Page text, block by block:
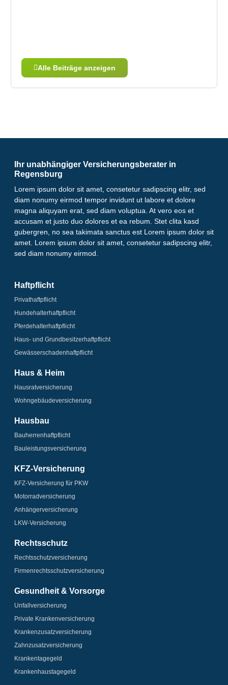
Alle Beiträge anzeigen
Ihr unabhängiger Versicherungsberater in
Regensburg
Lorem ipsum dolor sit amet, consetetur sadipscing elitr, sed
diam nonumy eirmod tempor invidunt ut labore et dolore
magna aliquyam erat, sed diam voluptua. At vero eos et
accusam et justo duo dolores et ea rebum. Stet clita kasd
gubergren, no sea takimata sanctus est Lorem ipsum dolor sit
amet. Lorem ipsum dolor sit amet, consetetur sadipscing elitr,
sed diam nonumy eirmod.
Haftpflicht
Privathaftpflicht
Hundehalter­haftpflicht
Pferdehalter­haftpflicht
Haus- und Grundbesitzer­haftpflicht
Gewässerschaden­­haftpflicht
Haus & Heim
Hausrat­versicherung
Wohngebäude­­versicherung
Hausbau
Bauherrenhaftpflicht
Bauleistungs­­versicherung
KFZ-Versicherung
KFZ-Versicherung für PKW
Motorrad­versicherung
Anhänger­­versicherung
LKW-Versicherung
Rechtsschutz
Rechtsschutz­versicherung
Firmenrechtsschutz­versicherung
Gesundheit & Vorsorge
Unfallversicherung
Private Krankenversicherung
Krankenzusatz­­versicherung
Zahnzusatz­versicherung
Krankentagegeld
Krankenhaus­tagegeld